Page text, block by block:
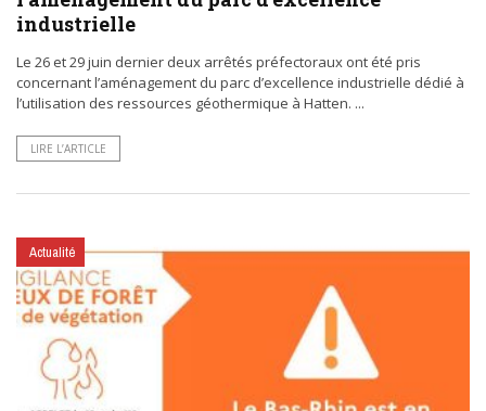
industrielle
Le 26 et 29 juin dernier deux arrêtés préfectoraux ont été pris
concernant l’aménagement du parc d’excellence industrielle dédié à
l’utilisation des ressources géothermique à Hatten. ...
LIRE L’ARTICLE
Actualité